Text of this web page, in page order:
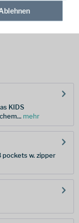
KIDS
mehr
pockets w. zipper